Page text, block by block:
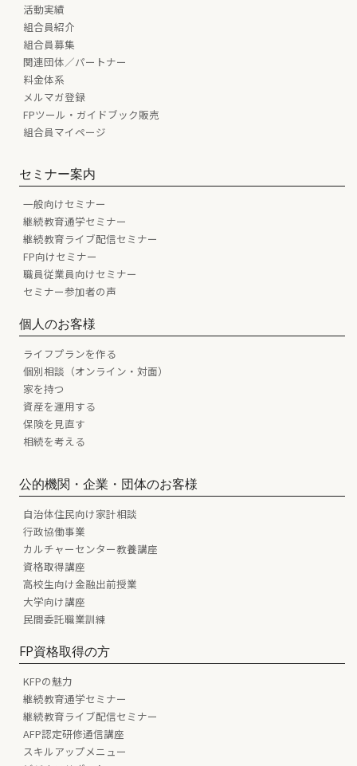
活動実績
組合員紹介
組合員募集
関連団体／パートナー
料金体系
メルマガ登録
FPツール・ガイドブック販売
組合員マイページ
セミナー案内
一般向けセミナー
継続教育通学セミナー
継続教育ライブ配信セミナー
FP向けセミナー
職員従業員向けセミナー
セミナー参加者の声
個人のお客様
ライフプランを作る
個別相談（オンライン・対面）
家を持つ
資産を運用する
保険を見直す
相続を考える
公的機関・企業・団体のお客様
自治体住民向け家計相談
行政協働事業
カルチャーセンター教養講座
資格取得講座
高校生向け金融出前授業
大学向け講座
民間委託職業訓練
FP資格取得の方
KFPの魅力
継続教育通学セミナー
継続教育ライブ配信セミナー
AFP認定研修通信講座
スキルアップメニュー